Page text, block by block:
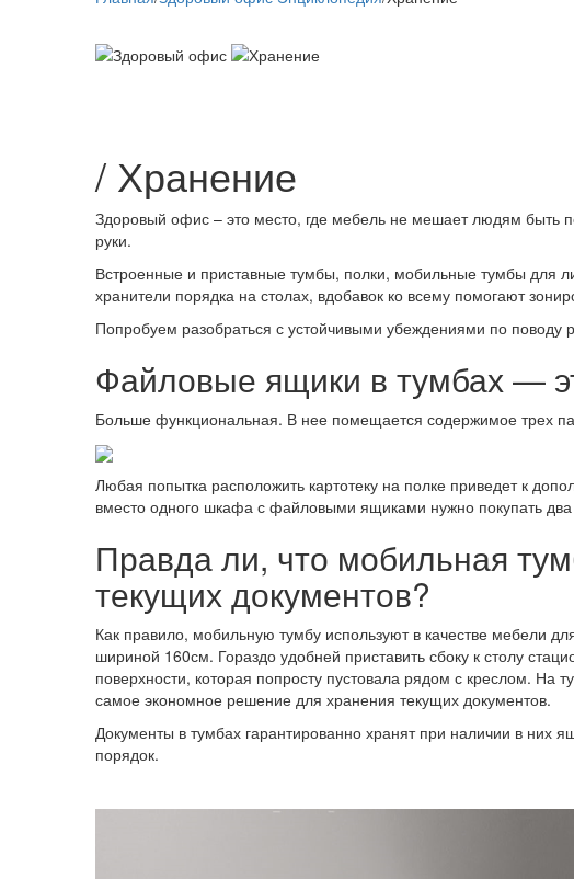
/ Хранение
Здоровый офис – это место, где мебель не мешает людям быть
руки.
Встроенные и приставные тумбы, полки, мобильные тумбы для
хранители порядка на столах, вдобавок ко всему помогают
Попробуем разобраться с устойчивыми убеждениями по поводу
Файловые ящики в тумбах —
Больше функциональная. В нее помещается содержимое трех
Любая попытка расположить картотеку на полке приведет к
вместо одного шкафа с файловыми ящиками нужно покупать
Правда ли, что мобильная
текущих документов?
Как правило, мобильную тумбу используют в качестве мебели
шириной 160см. Гораздо удобней приставить сбоку к столу
поверхности, которая попросту пустовала рядом с креслом. На
самое экономное решение для хранения текущих документов.
Документы в тумбах гарантированно хранят при наличии в них
порядок.